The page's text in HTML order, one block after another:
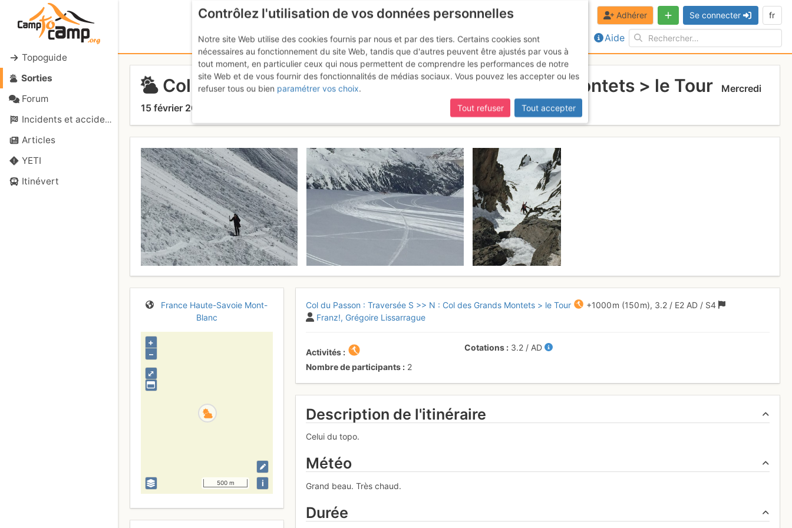
Topoguide
Sorties
Forum
Incidents et accidents
Articles
YETI
Itinévert
Aide
Adhérer Se connecter fr
Col du Passon : Traversée S-N : Col des Grands Montets > le Tour
Mercredi
15 février 2017
France Haute-Savoie Mont-
Blanc
⤢
+
–
500 m i
Col du Passon : Traversée S >> N : Col des Grands Montets > le Tour +1000 m (150 m), 3.2 / E2 AD / S4
Franz! Grégoire Lissarrague
Activités
Nombre de participants
2
Cotations 3.2 / AD
Description de l'itinéraire
Celui du topo.
Météo
Grand beau. Très chaud.
Durée
Contrôlez l'utilisation de vos données personnelles
Notre site Web utilise des cookies fournis par nous et par des tiers. Certains cookies sont
nécessaires au fonctionnement du site Web, tandis que d'autres peuvent être ajustés par vous à
tout moment, en particulier ceux qui nous permettent de comprendre les performances de notre
site Web et de vous fournir des fonctionnalités de médias sociaux. Vous pouvez les accepter ou les
refuser tous ou bien paramétrer vos choix.
Tout refuser
Tout accepter